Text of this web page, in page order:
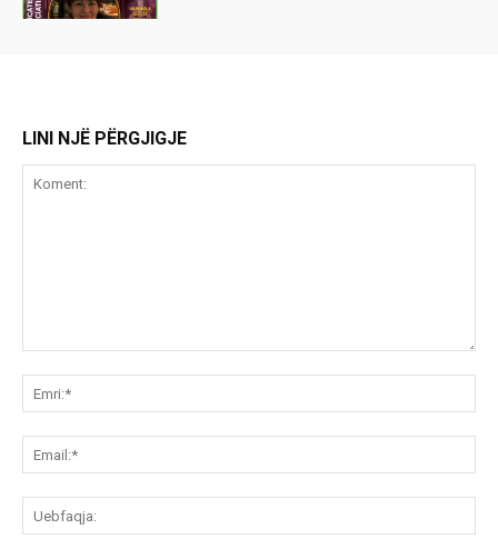
LINI NJË PËRGJIGJE